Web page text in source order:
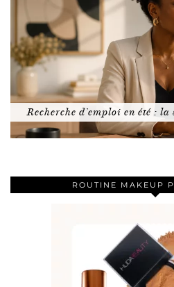
Recherche d’emploi en été :
ROUTINE MAKEUP